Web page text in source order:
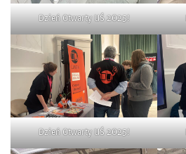
Dzień Otwarty UŚ 2025!
Dzień Otwarty UŚ 2025!